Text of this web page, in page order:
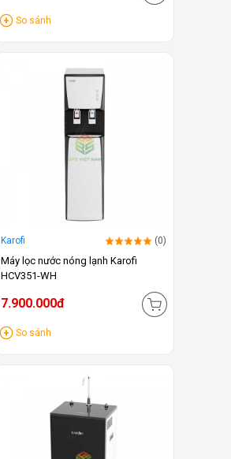
So sánh
Karofi (0)
Máy lọc nước nóng lạnh Karofi
HCV351-WH
7.900.000đ
So sánh